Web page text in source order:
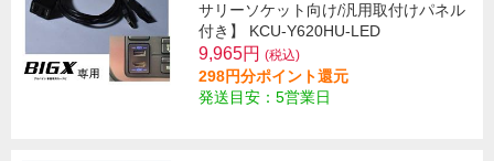
サリーソケット向け/汎用取付けパネル
付き】 KCU-Y620HU-LED
9,965円 (税込)
298円分ポイント還元
発送目安：5営業日